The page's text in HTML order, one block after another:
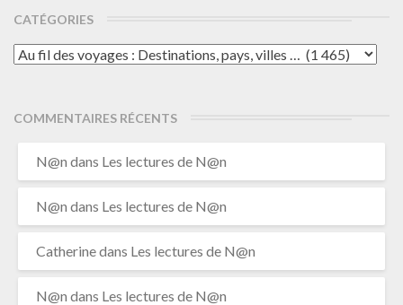
CATÉGORIES
Catégories
COMMENTAIRES RÉCENTS
N@n dans Les lectures de N@n
N@n dans Les lectures de N@n
Catherinedans Les lectures de N@n
N@n dans Les lectures de N@n